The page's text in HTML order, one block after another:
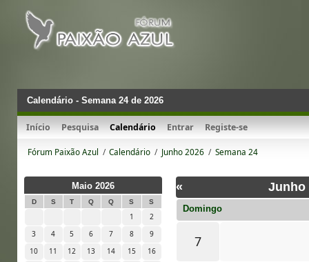
Calendário - Semana 24 de 2026
Início Pesquisa Calendário Entrar Registe-se
Fórum Paixão Azul / Calendário / Junho 2026 / Semana 24
Maio 2026
D S T Q Q S S
1
2
3
4 5 6 7 8
9
10
11 12 13 14 15
16
« Junho
Domingo
7